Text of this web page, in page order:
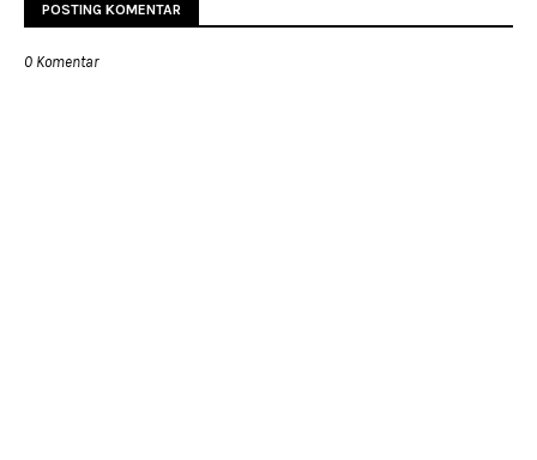
POSTING KOMENTAR
0 Komentar